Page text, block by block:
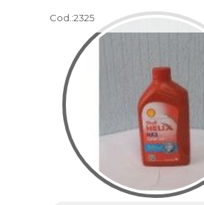
Cod.:2325